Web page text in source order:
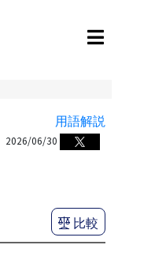
用語解説
2026/06/30
比較